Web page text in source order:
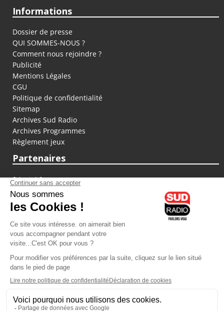
Informations
Dossier de presse
QUI SOMMES-NOUS ?
Comment nous rejoindre ?
Publicité
Mentions Légales
CGU
Politique de confidentialité
Sitemap
Archives Sud Radio
Archives Programmes
Règlement jeux
Partenaires
fiducial.fr
lyoncapitale.fr
olympique-et-lyonnais.com
L'application Iphone / Android
Téléchargez l'application
Les cookies
Gestion des cookies